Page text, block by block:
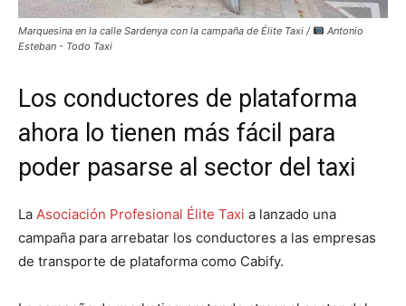
Marquesina en la calle Sardenya con la campaña de Élite Taxi /
Antonio
Esteban - Todo Taxi
Los conductores de plataforma
ahora lo tienen más fácil para
poder pasarse al sector del taxi
La Asociación Profesional Élite Taxi a lanzado una
campaña para arrebatar los conductores a las empresas
de transporte de plataforma como Cabify.